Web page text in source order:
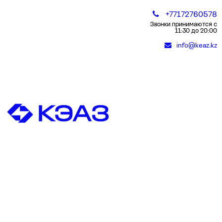
+77172760578
Звонки принимаются с
11:30 до 20:00
info@keaz.kz